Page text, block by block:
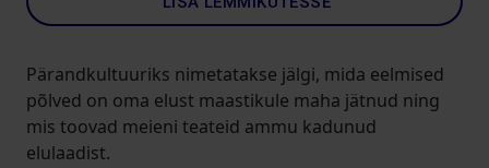
Pärandkultuuriks nimetatakse jälgi, mida eelmised
põlved on oma elust maastikule maha jätnud ning
mis toovad meieni teateid ammu kadunud
elulaadist.